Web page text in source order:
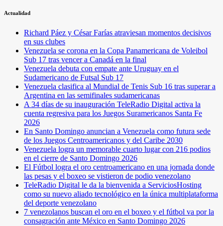
Actualidad
Richard Páez y César Farías atraviesan momentos decisivos
en sus clubes
Venezuela se corona en la Copa Panamericana de Voleibol
Sub 17 tras vencer a Canadá en la final
Venezuela debuta con empate ante Uruguay en el
Sudamericano de Futsal Sub 17
Venezuela clasifica al Mundial de Tenis Sub 16 tras superar a
Argentina en las semifinales sudamericanas
A 34 días de su inauguración TeleRadio Digital activa la
cuenta regresiva para los Juegos Suramericanos Santa Fe
2026
En Santo Domingo anuncian a Venezuela como futura sede
de los Juegos Centroamericanos y del Caribe 2030
Venezuela logra un memorable cuarto lugar con 216 podios
en el cierre de Santo Domingo 2026
El Fútbol logra el oro centroamericano en una jornada donde
las pesas y el boxeo se vistieron de podio venezolano
TeleRadio Digital le da la bienvenida a ServiciosHosting
como su nuevo aliado tecnológico en la única multiplataforma
del deporte venezolano
7 venezolanos buscan el oro en el boxeo y el fútbol va por la
consagración ante México en Santo Domingo 2026